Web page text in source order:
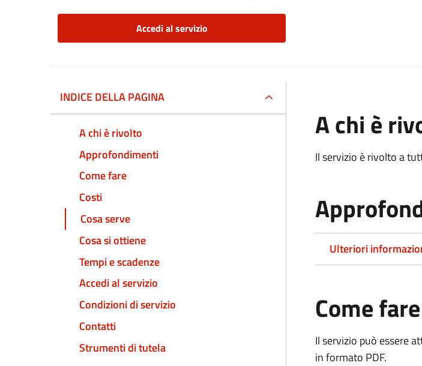
Accedi al servizio
INDICE DELLA PAGINA
A chi è rivolto
Approfondimenti
Come fare
Costi
Cosa serve
Cosa si ottiene
Tempi e scadenze
Accedi al servizio
Condizioni di servizio
Contatti
Strumenti di tutela
A chi è
Il servizio è rivolto a
Ulteriori
Come fare
Il servizio può essere
in formato PDF.